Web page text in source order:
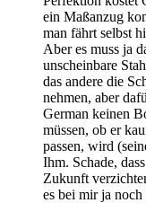
ein Maßanzug
man fährt selbst
Aber es muss ja
unscheinbare
das andere die
nehmen, aber
German keinen
müssen, ob er
passen, wird
Ihm. Schade,
Zukunft
es bei mir ja